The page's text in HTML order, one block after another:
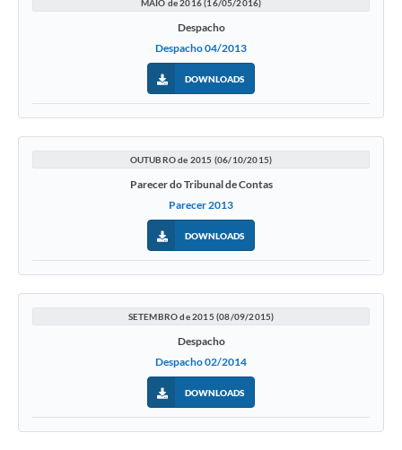
MAIO de 2016 (16/05/2016)
Despacho
Despacho 04/2013
DOWNLOADS
OUTUBRO de 2015 (06/10/2015)
Parecer do Tribunal de Contas
Parecer 2013
DOWNLOADS
SETEMBRO de 2015 (08/09/2015)
Despacho
Despacho 02/2014
DOWNLOADS